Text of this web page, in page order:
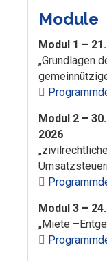
Module
Modul 1 –
„Grundlagen
Modul 2 –
2026
Modul 3 –
„Miete